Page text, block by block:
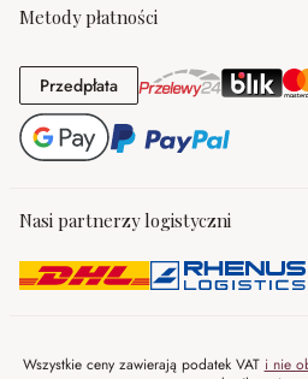
Metody płatności
PrzedpłataPrzedpłata
Nasi partnerzy logistyczni
Wszystkie ceny zawierają podatek VAT i nie